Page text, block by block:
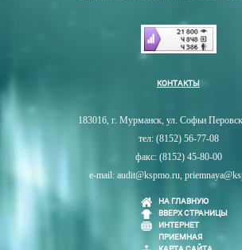
КОНТАКТЫ
183016, г. Мурманск, ул. Софьи
тел: (8152) 56-77-08
факс: (8152) 45-80-00
e-mail: audit@kspmo.ru,
НА ГЛАВНУЮ
ВВЕРХ СТРАНИЦЫ
ИНТЕРНЕТ
ПРИЕМНАЯ